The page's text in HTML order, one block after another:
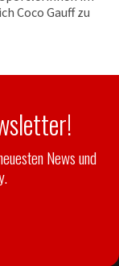
Coco Gauff zu
News und